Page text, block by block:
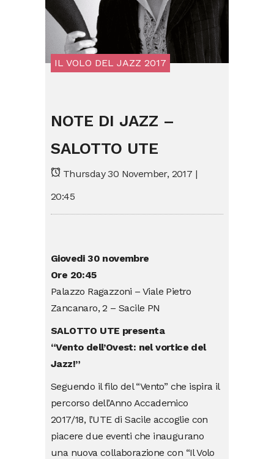
IL VOLO DEL JAZZ 2017
NOTE DI JAZZ –
SALOTTO UTE
Thursday 30 November, 2017 |
20:45
Giovedi 30 novembre
Ore 20:45
Palazzo Ragazzoni – Viale Pietro
Zancanaro, 2 – Sacile PN
SALOTTO UTE presenta
“Vento dell’Ovest: nel vortice del
Jazz!”
Seguendo il filo del “Vento” che ispira il
percorso dell’Anno Accademico
2017/18, l’UTE di Sacile accoglie con
piacere due eventi che inaugurano
una nuova collaborazione con “Il Volo